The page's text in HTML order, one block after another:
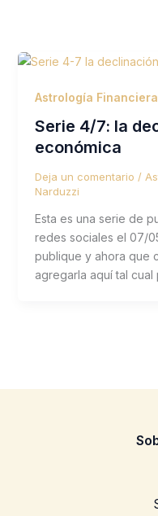
Astrología Financiera
Serie 4/7: la
económica
Deja un comentario /
Narduzzi
Esta es una serie de
redes sociales el 07/
publique y ahora que
agregarla aquí tal cual